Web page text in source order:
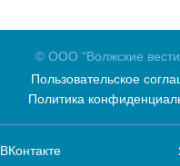
© ООО "Волжские
Пользовательское
Политика
ВКонтакте